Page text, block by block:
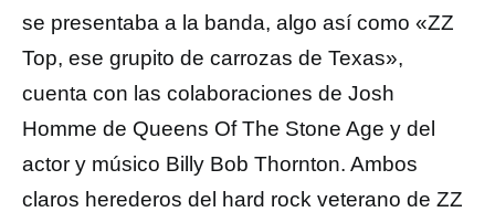
se presentaba a la banda, algo así como «ZZ
Top, ese grupito de carrozas de Texas»,
cuenta con las colaboraciones de Josh
Homme de Queens Of The Stone Age y del
actor y músico Billy Bob Thornton. Ambos
claros herederos del hard rock veterano de ZZ